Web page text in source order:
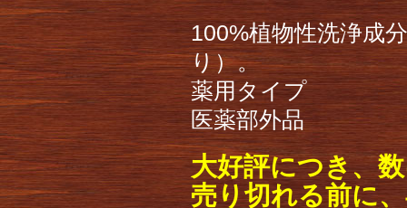
100%植物性洗浄成
り）。
薬用タイプ
医薬部外品
大好評につき、
売り切れる前に